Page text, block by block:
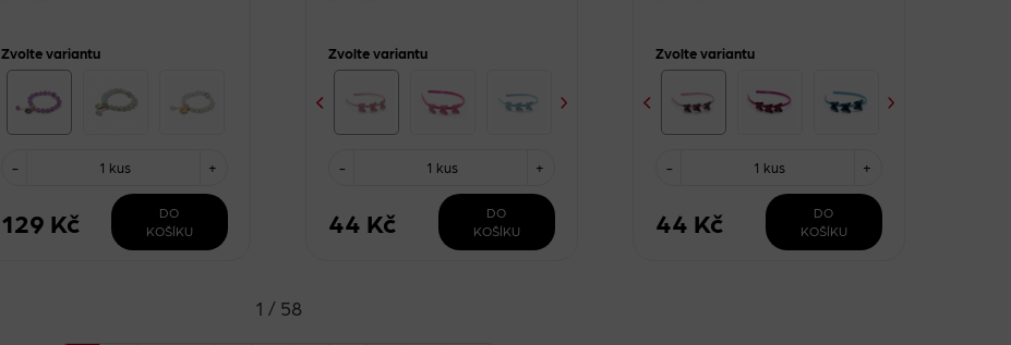
Zvolte variantu
- +
1 kus
129 Kč
DO
KOŠÍKU
Zvolte variantu
- +
1 kus
44 Kč
DO
KOŠÍKU
Zvolte variantu
- +
1 kus
44 Kč
DO
KOŠÍKU
1 / 58